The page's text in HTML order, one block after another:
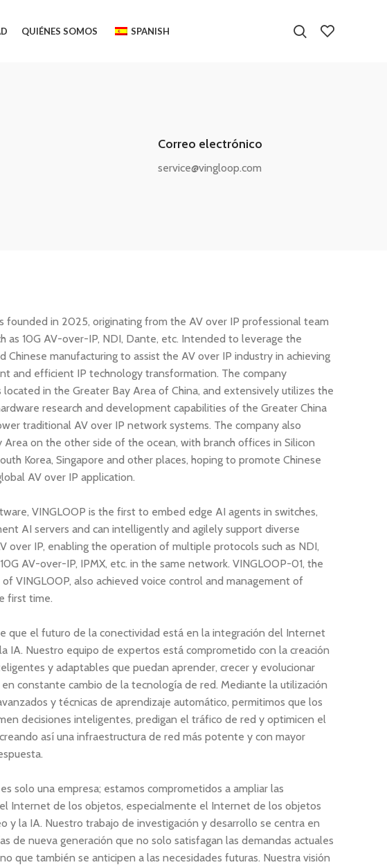
QUIÉNES SOMOS SPANISH
Correo electrónico
service@vingloop.com
founded in 2025, originating from the AV over IP professional team
as 10G AV-over-IP, NDI, Dante, etc. Intended to leverage the
Chinese manufacturing to assist the AV over IP industry in achieving
and efficient IP technology transformation. The company
located in the Greater Bay Area of China, and extensively utilizes the
research and development capabilities of the Greater China
traditional AV over IP network systems. The company also
Area on the other side of the ocean, with branch offices in Silicon
Korea, Singapore and other places, hoping to promote Chinese
AV over IP application.
VINGLOOP is the first to embed edge AI agents in switches,
AI servers and can intelligently and agilely support diverse
over IP, enabling the operation of multiple protocols such as NDI,
AV-over-IP, IPMX, etc. in the same network. VINGLOOP-01, the
VINGLOOP, also achieved voice control and management of
first time.
que el futuro de la conectividad está en la integración del Internet
IA. Nuestro equipo de expertos está comprometido con la creación
y adaptables que puedan aprender, crecer y evolucionar
constante cambio de la tecnología de red. Mediante la utilización
y técnicas de aprendizaje automático, permitimos que los
decisiones inteligentes, predigan el tráfico de red y optimicen el
así una infraestructura de red más potente y con mayor
solo una empresa; estamos comprometidos a ampliar las
Internet de los objetos, especialmente el Internet de los objetos
y la IA. Nuestro trabajo de investigación y desarrollo se centra en
de nueva generación que no solo satisfagan las demandas actuales
que también se anticipen a las necesidades futuras. Nuestra visión